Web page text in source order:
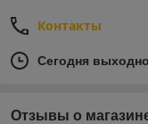
Контакты
Сегодня
Отзывы о